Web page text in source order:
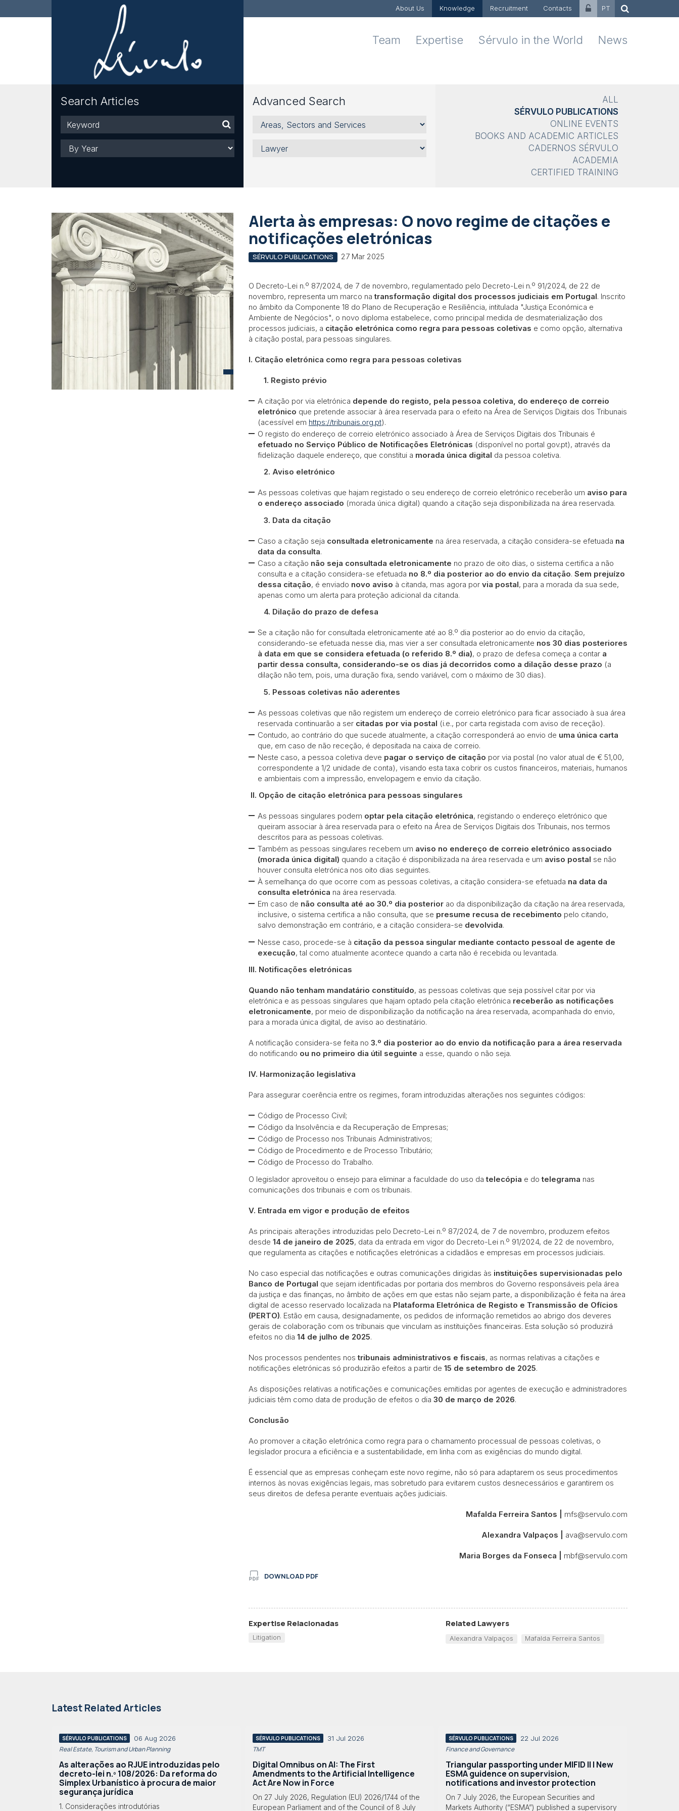
About Us Knowledge Recruitment Contacts PT
Team Expertise Sérvulo in the World News
Search Articles
Keyword
Year
Advanced Search
Areas,
Sectors
Services
Lawyer
ALL
SÉRVULO PUBLICATIONS
ONLINE EVENTS
BOOKS AND ACADEMIC ARTICLES
CADERNOS SÉRVULO
ACADEMIA
CERTIFIED TRAINING
Alerta às empresas: O novo regime de citações e
notificações eletrónicas
SÉRVULO PUBLICATIONS 27 Mar 2025
O Decreto-Lei n.º 87/2024, de 7 de novembro, regulamentado pelo Decreto-Lei n.º 91/2024, de 22 de
novembro, representa um marco natransformação digital dos processos judiciais em Portugal. Inscrito
no âmbito da Componente 18 do Plano de Recuperação e Resiliência, intitulada "Justiça Económica e
Ambiente de Negócios", o novo diploma estabelece, como principal medida de desmaterialização dos
processos judiciais, a citação eletrónica como regra para pessoas coletivas e como opção, alternativa
à citação postal, para pessoas singulares.
I. Citação eletrónica como regra para pessoas coletivas
1. Registo prévio
A citação por via eletrónica depende do registo, pela pessoa coletiva, do endereço de correio
eletrónico que pretende associar à área reservada para o efeito na Área de Serviços Digitais dos Tribunais
(acessível em https://tribunais.org.pt).
O registo do endereço de correio eletrónico associado à Área de Serviços Digitais dos Tribunais é
efetuado no Serviço Público de Notificações Eletrónicas (disponível no portal gov.pt), através da
fidelização daquele endereço, que constitui a morada única digital da pessoa coletiva.
2. Aviso eletrónico
As pessoas coletivas que hajam registado o seu endereço de correio eletrónico receberão um aviso para
o endereço associado (morada única digital) quando a citação seja disponibilizada na área reservada.
3. Data da citação
Caso a citação seja consultada eletronicamente na área reservada, a citação considera-se efetuada na
data da consulta.
Caso a citação não seja consultada eletronicamente no prazo de oito dias, o sistema certifica a não
consulta e a citação considera-se efetuada no 8.º dia posterior ao do envio da citação. Sem prejuízo
dessa citação, é enviado novo aviso à citanda, mas agora por via postal, para a morada da sua sede,
apenas como um alerta para proteção adicional da citanda.
4. Dilação do prazo de defesa
Se a citação não for consultada eletronicamente até ao 8.º dia posterior ao do envio da citação,
considerando-se efetuada nesse dia, mas vier a ser consultada eletronicamente nos 30 dias posteriores
à data em que se considera efetuada (o referido 8.º dia), o prazo de defesa começa a contar a
partir dessa consulta, considerando-se os dias já decorridos como a dilação desse prazo (a
dilação não tem, pois, uma duração fixa, sendo variável, com o máximo de 30 dias).
5. Pessoas coletivas não aderentes
As pessoas coletivas que não registem um endereço de correio eletrónico para ficar associado à sua área
reservada continuarão a ser citadas por via postal (i.e., por carta registada com aviso de receção).
Contudo, ao contrário do que sucede atualmente, a citação corresponderá ao envio de uma única carta
que, em caso de não receção, é depositada na caixa de correio.
Neste caso, a pessoa coletiva deve pagar o serviço de citação por via postal (no valor atual de € 51,00,
correspondente a 1/2 unidade de conta), visando esta taxa cobrir os custos financeiros, materiais, humanos
e ambientais com a impressão, envelopagem e envio da citação.
II. Opção de citação eletrónica para pessoas singulares
As pessoas singulares podem optar pela citação eletrónica, registando o endereço eletrónico que
queiram associar à área reservada para o efeito na Área de Serviços Digitais dos Tribunais, nos termos
descritos para as pessoas coletivas.
Também as pessoas singulares recebem um aviso no endereço de correio eletrónico associado
(morada única digital) quando a citação é disponibilizada na área reservada e um aviso postal se não
houver consulta eletrónica nos oito dias seguintes.
À semelhança do que ocorre com as pessoas coletivas, a citação considera-se efetuada na data da
consulta eletrónica na área reservada.
Em caso de não consulta até ao 30.º dia posterior ao da disponibilização da citação na área reservada,
inclusive, o sistema certifica a não consulta, que se presume recusa de recebimento pelo citando,
salvo demonstração em contrário, e a citação considera-se devolvida.
Nesse caso, procede-se à citação da pessoa singular mediante contacto pessoal de agente de
execução, tal como atualmente acontece quando a carta não é recebida ou levantada.
III. Notificações eletrónicas
Quando não tenham mandatário constituído, as pessoas coletivas que seja possível citar por via
eletrónica e as pessoas singulares que hajam optado pela citação eletrónica receberão as notificações
eletronicamente, por meio de disponibilização da notificação na área reservada, acompanhada do envio,
para a morada única digital, de aviso ao destinatário.
A notificação considera-se feita no 3.º dia posterior ao do envio da notificação para a área reservada
do notificando ou no primeiro dia útil seguinte a esse, quando o não seja.
IV. Harmonização legislativa
Para assegurar coerência entre os regimes, foram introduzidas alterações nos seguintes códigos:
Código de Processo Civil;
Código da Insolvência e da Recuperação de Empresas;
Código de Processo nos Tribunais Administrativos;
Código de Procedimento e de Processo Tributário;
Código de Processo do Trabalho.
O legislador aproveitou o ensejo para eliminar a faculdade do uso datelecópia e do telegrama nas
comunicações dos tribunais e com os tribunais.
V. Entrada em vigor e produção de efeitos
As principais alterações introduzidas pelo Decreto-Lei n.º 87/2024, de 7 de novembro, produzem efeitos
desde 14 de janeiro de 2025, data da entrada em vigor do Decreto-Lei n.º 91/2024, de 22 de novembro,
que regulamenta as citações e notificações eletrónicas a cidadãos e empresas em processos judiciais.
No caso especial das notificações e outras comunicações dirigidas às instituições supervisionadas pelo
Banco de Portugal que sejam identificadas por portaria dos membros do Governo responsáveis pela área
da justiça e das finanças, no âmbito de ações em que estas não sejam parte, a disponibilização é feita na área
digital de acesso reservado localizada na Plataforma Eletrónica de Registo e Transmissão de Ofícios
(PERTO). Estão em causa, designadamente, os pedidos de informação remetidos ao abrigo dos deveres
gerais de colaboração com os tribunais que vinculam as instituições financeiras. Esta solução só produzirá
efeitos no dia 14 de julho de 2025.
Nos processos pendentes nostribunais administrativos e fiscais, as normas relativas a citações e
notificações eletrónicas só produzirão efeitos a partir de 15 de setembro de 2025.
As disposições relativas a notificações e comunicações emitidas por agentes de execução e administradores
judiciais têm como data de produção de efeitos o dia 30 de março de 2026.
Conclusão
Ao promover a citação eletrónica como regra para o chamamento processual de pessoas coletivas, o
legislador procura a eficiência e a sustentabilidade, em linha com as exigências do mundo digital.
É essencial que as empresas conheçam este novo regime, não só para adaptarem os seus procedimentos
internos às novas exigências legais, mas sobretudo para evitarem custos desnecessários e garantirem os
seus direitos de defesa perante eventuais ações judiciais.
Mafalda Ferreira Santos | mfs@servulo.com
Alexandra Valpaços | ava@servulo.com
Maria Borges da Fonseca | mbf@servulo.com
DOWNLOAD PDF
Expertise Relacionadas
Litigation
Related Lawyers
Alexandra Valpaços Mafalda Ferreira Santos
Latest Related Articles
SÉRVULO PUBLICATIONS 06 Aug 2026
Real Estate, Tourism and Urban Planning
As alterações ao RJUE introduzidas pelo
decreto-lei n.º 108/2026: Da reforma do
Simplex Urbanístico à procura de maior
segurança jurídica
1. Considerações introdutórias
SÉRVULO PUBLICATIONS 31 Jul 2026
TMT
Digital Omnibus on AI: The First
Amendments to the Artificial Intelligence
Act Are Now in Force
On 27 July 2026, Regulation (EU) 2026/1744 of the
European Parliament and of the Council of 8 July
SÉRVULO PUBLICATIONS 22 Jul 2026
Finance and Governance
Triangular passporting under MIFID II | New
ESMA guidence on supervision,
notifications and investor protection
On 7 July 2026, the European Securities and
Markets Authority (“ESMA”) published a supervisory